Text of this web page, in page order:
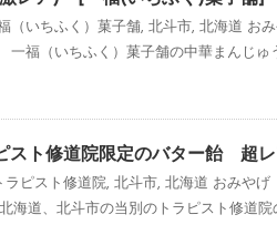
（いちふく）菓子舗, 北斗市 , 北海道 お
福（いちふく）菓子舗の中華まんじゅ
スト修道院限定のバター飴 超レ
ラピスト修道院, 北斗市 , 北海道 おみやげ
道、北斗市の当別のトラピスト修道院